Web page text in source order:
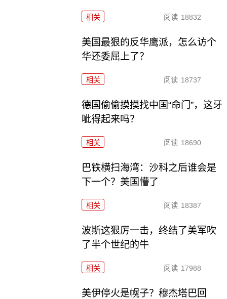
相关 阅读 18832
美国最狠的反华鹰派，怎么访个
华还委屈上了？
相关 阅读 18737
德国偷偷摸摸找中国“命门”，这牙
呲得起来吗？
相关 阅读 18690
巴铁横扫海湾：沙科之后谁会是
下一个？美国懵了
相关 阅读 18387
波斯这狠厉一击，终结了美军吹
了半个世纪的牛
相关 阅读 17988
美伊停火是幌子？穆杰塔巴回